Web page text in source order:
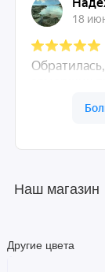
Наш магазин
Другие цвета